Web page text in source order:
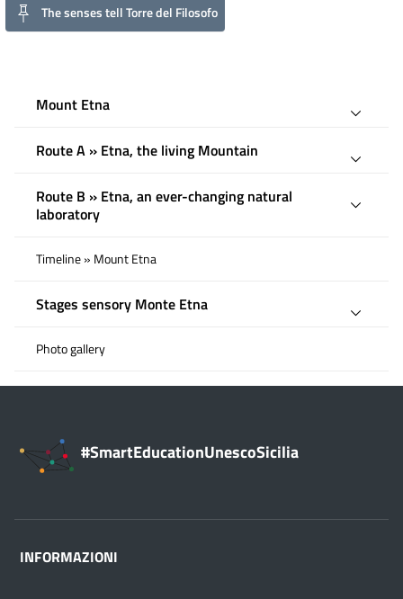
The senses tell Torre del Filosofo
Mount Etna
Route A » Etna, the living Mountain
Route B » Etna, an ever-changing natural
laboratory
Timeline » Mount Etna
Stages sensory Monte Etna
Photo gallery
#SmartEducationUnescoSicilia
INFORMAZIONI